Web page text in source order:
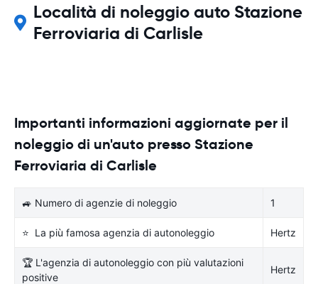
Località di noleggio auto Stazione
Ferroviaria di Carlisle
Importanti informazioni aggiornate per il
noleggio di un'auto presso Stazione
Ferroviaria di Carlisle
🚙 Numero di agenzie di noleggio 1
⭐ La più famosa agenzia di autonoleggio Hertz
🏆 L'agenzia di autonoleggio con più valutazioni
positive
Hertz